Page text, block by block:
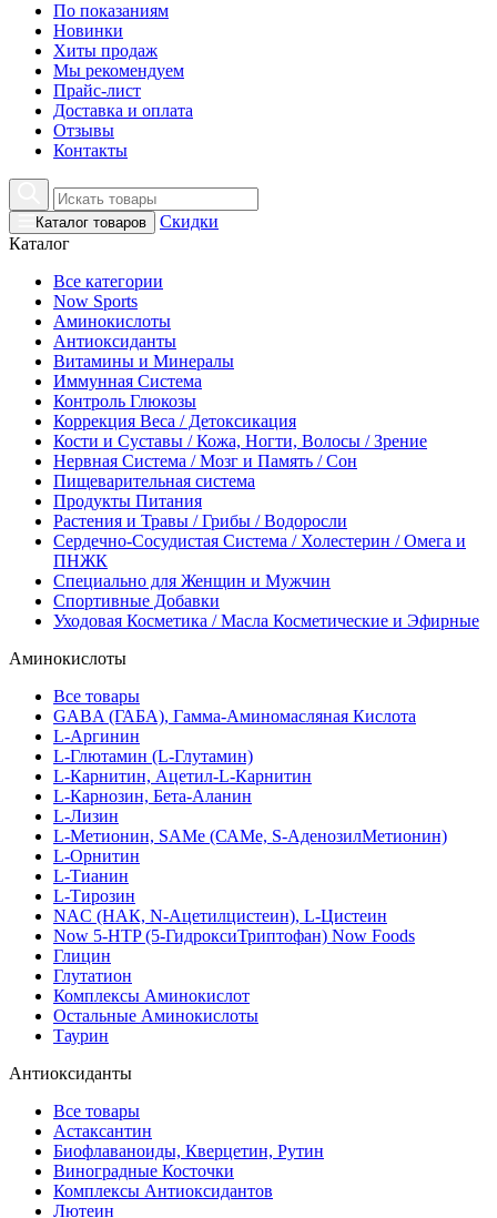
По показаниям
Новинки
Хиты продаж
Мы рекомендуем
Прайс-лист
Доставка и оплата
Отзывы
Контакты
Каталог товаров
Скидки
Каталог
Все категории
Now Sports
Аминокислоты
Антиоксиданты
Витамины и Минералы
Иммунная Система
Контроль Глюкозы
Коррекция Веса / Детоксикация
Кости и Суставы / Кожа, Ногти, Волосы / Зрение
Нервная Система / Мозг и Память / Сон
Пищеварительная система
Продукты Питания
Растения и Травы / Грибы / Водоросли
Сердечно-Сосудистая Система / Холестерин / Омега и
ПНЖК
Специально для Женщин и Мужчин
Спортивные Добавки
Уходовая Косметика / Масла Косметические и Эфирные
Аминокислоты
Все товары
GABA (ГАБА), Гамма-Аминомасляная Кислота
L-Аргинин
L-Глютамин (L-Глутамин)
L-Карнитин, Ацетил-L-Карнитин
L-Карнозин, Бета-Аланин
L-Лизин
L-Метионин, SAMe (САМе, S-АденозилМетионин)
L-Орнитин
L-Тианин
L-Тирозин
NAC (НАК, N-Ацетилцистеин), L-Цистеин
Now 5-HTP (5-ГидроксиТриптофан) Now Foods
Глицин
Глутатион
Комплексы Аминокислот
Остальные Аминокислоты
Таурин
Антиоксиданты
Все товары
Астаксантин
Биофлаваноиды, Кверцетин, Рутин
Виноградные Косточки
Комплексы Антиоксидантов
Лютеин